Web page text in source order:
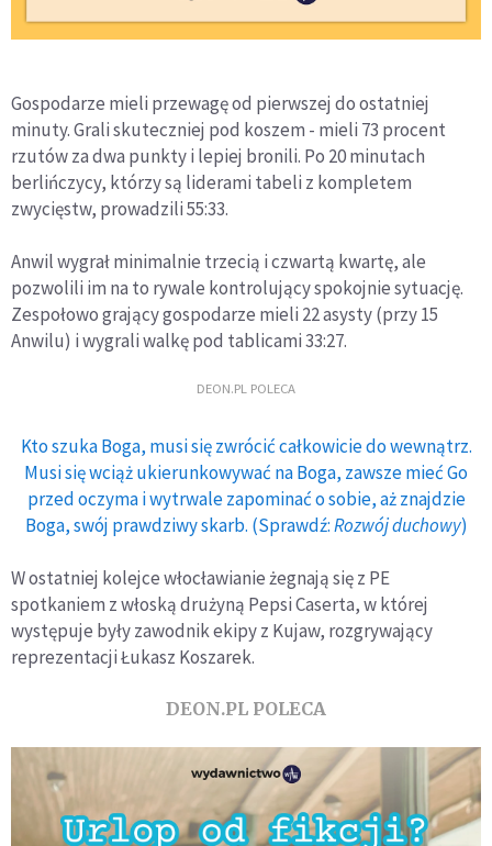
Gospodarze mieli przewagę od pierwszej do ostatniej
minuty. Grali skuteczniej pod koszem - mieli 73 procent
rzutów za dwa punkty i lepiej bronili. Po 20 minutach
berlińczycy, którzy są liderami tabeli z kompletem
zwycięstw, prowadzili 55:33.
Anwil wygrał minimalnie trzecią i czwartą kwartę, ale
pozwolili im na to rywale kontrolujący spokojnie sytuację.
Zespołowo grający gospodarze mieli 22 asysty (przy 15
Anwilu) i wygrali walkę pod tablicami 33:27.
DEON.PL POLECA
Kto szuka Boga, musi się zwrócić całkowicie do wewnątrz.
Musi się wciąż ukierunkowywać na Boga, zawsze mieć Go
przed oczyma i wytrwale zapominać o sobie, aż znajdzie
Boga, swój prawdziwy skarb. (Sprawdź:Rozwój duchowy)
W ostatniej kolejce włocławianie żegnają się z PE
spotkaniem z włoską drużyną Pepsi Caserta, w której
występuje były zawodnik ekipy z Kujaw, rozgrywający
reprezentacji Łukasz Koszarek.
DEON.PL POLECA